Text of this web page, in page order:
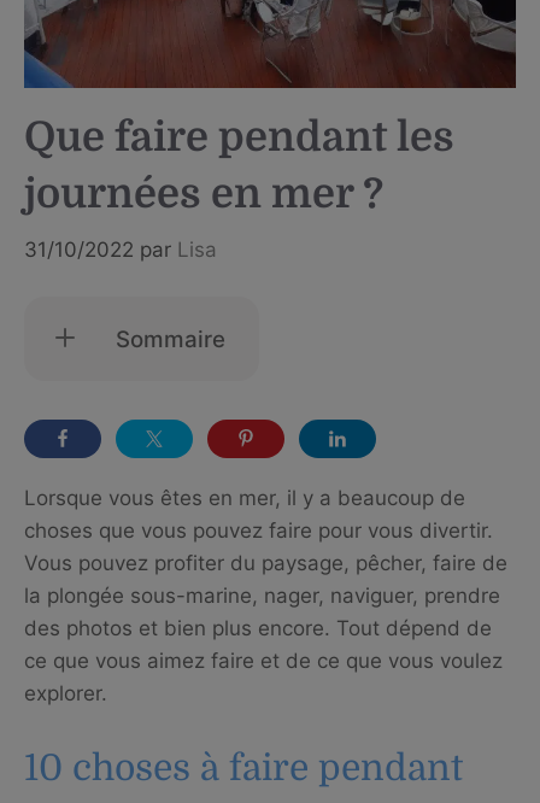
Que faire pendant les
journées en mer ?
31/10/2022 par Lisa
Sommaire
Lorsque vous êtes en mer, il y a beaucoup de
choses que vous pouvez faire pour vous divertir.
Vous pouvez profiter du paysage, pêcher, faire de
la plongée sous-marine, nager, naviguer, prendre
des photos et bien plus encore. Tout dépend de
ce que vous aimez faire et de ce que vous voulez
explorer.
10 choses à faire pendant